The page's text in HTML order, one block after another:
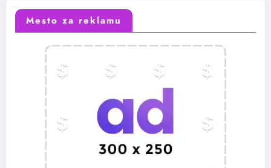
Mesto za reklamu